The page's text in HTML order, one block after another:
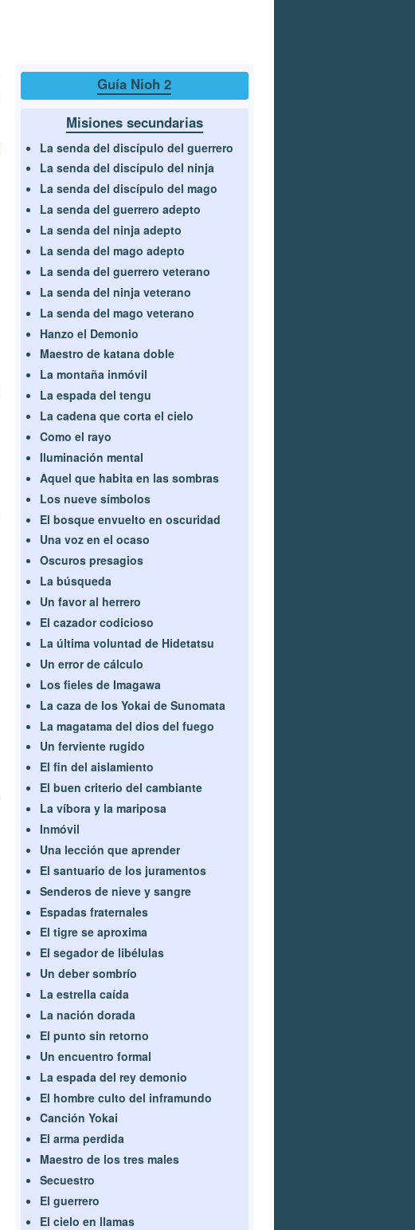
Guía Nioh 2
Misiones secundarias
La senda del discípulo del guerrero
La senda del discípulo del ninja
La senda del discípulo del mago
La senda del guerrero adepto
La senda del ninja adepto
La senda del mago adepto
La senda del guerrero veterano
La senda del ninja veterano
La senda del mago veterano
Hanzo el Demonio
Maestro de katana doble
La montaña inmóvil
La espada del tengu
La cadena que corta el cielo
Como el rayo
Iluminación mental
Aquel que habita en las sombras
Los nueve símbolos
El bosque envuelto en oscuridad
Una voz en el ocaso
Oscuros presagios
La búsqueda
Un favor al herrero
El cazador codicioso
La última voluntad de Hidetatsu
Un error de cálculo
Los fieles de Imagawa
La caza de los Yokai de Sunomata
La magatama del dios del fuego
Un ferviente rugido
El fin del aislamiento
El buen criterio del cambiante
La víbora y la mariposa
Inmóvil
Una lección que aprender
El santuario de los juramentos
Senderos de nieve y sangre
Espadas fraternales
El tigre se aproxima
El segador de libélulas
Un deber sombrío
La estrella caída
La nación dorada
El punto sin retorno
Un encuentro formal
La espada del rey demonio
El hombre culto del inframundo
Canción Yokai
El arma perdida
Maestro de los tres males
Secuestro
El guerrero
El cielo en llamas